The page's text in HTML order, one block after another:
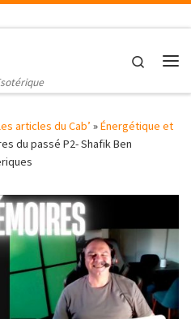
Search
articles du Cab’ »Énergétique et
du passé P2- Shafik Ben